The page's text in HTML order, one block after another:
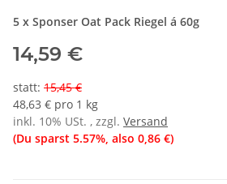
5 x Sponser Oat Pack Riegel á 60g
14,59 €
statt: 15,45 €
48,63 € pro 1 kg
inkl. 10% USt. , zzgl. Versand
(Du sparst 5.57%, also 0,86 €)